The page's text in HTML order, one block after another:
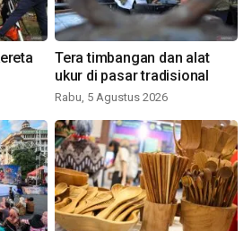
Tera timbangan dan alat
ukur di pasar tradisional
Rabu, 5 Agustus 2026